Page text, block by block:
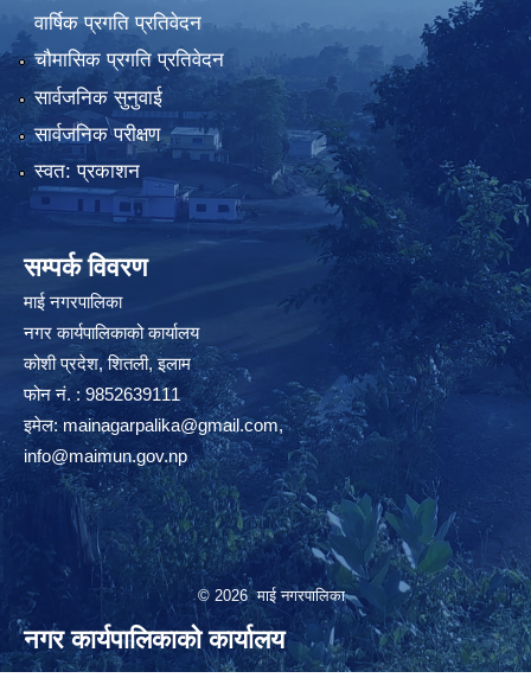
वार्षिक प्रगति प्रतिवेदन
चौमासिक प्रगति प्रतिवेदन
सार्वजनिक सुनुवाई
सार्वजनिक परीक्षण
स्वत: प्रकाशन
सम्पर्क विवरण
माई नगरपालिका
नगर कार्यपालिकाको कार्यालय
कोशी प्रदेश, शितली, इलाम
फोन नं. : 9852639111
इमेल:mainagarpalika@gmail.com,
info@maimun.gov.np
© 2026 माई नगरपालिका
नगर कार्यपालिकाको कार्यालय